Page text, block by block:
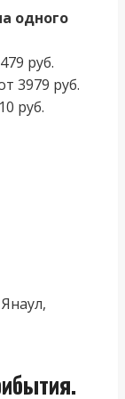
одного
руб.
3979 руб.
руб.